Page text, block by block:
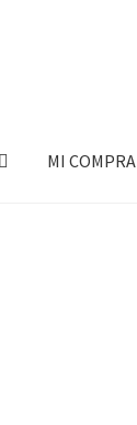
MI COMPRA